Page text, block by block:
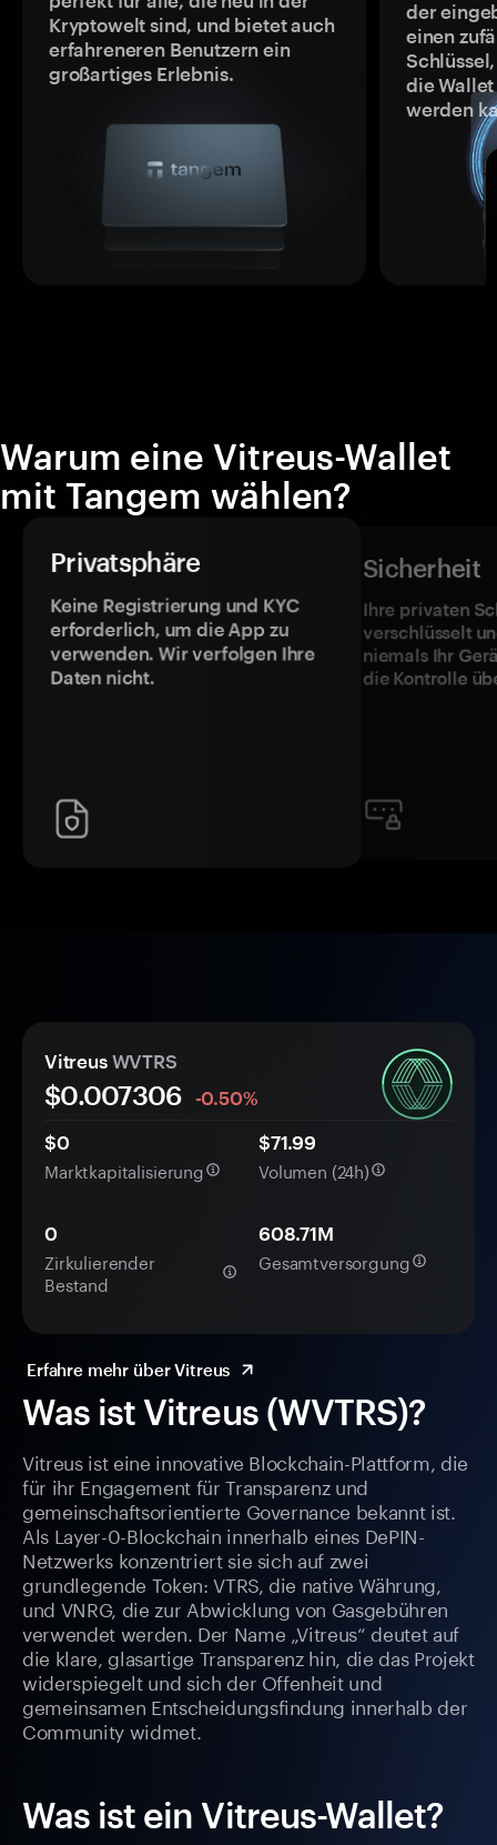
Kryptowelt sind, und bietet auch
erfahreneren Benutzern ein
großartiges Erlebnis.
der
einen
die
werden
Warum eine Vitreus-Wallet
mit Tangem wählen?
Privatsphäre
Keine Registrierung und KYC
erforderlich, um die App zu
verwenden. Wir verfolgen Ihre
Daten nicht.
Sicherheit
Ihre privaten
verschlüsselt
niemals Ihr
die Kontrolle
Was ist Vitreus (WVTRS)?
Vitreus ist eine innovative Blockchain-Plattform, die
für ihr Engagement für Transparenz und
gemeinschaftsorientierte Governance bekannt ist.
Als Layer-0-Blockchain innerhalb eines DePIN-
Netzwerks konzentriert sie sich auf zwei
grundlegende Token: VTRS, die native Währung,
und VNRG, die zur Abwicklung von Gasgebühren
verwendet werden. Der Name „Vitreus“ deutet auf
die klare, glasartige Transparenz hin, die das Projekt
widerspiegelt und sich der Offenheit und
gemeinsamen Entscheidungsfindung innerhalb der
Community widmet.
Was ist ein Vitreus-Wallet?
Vitreus WVTRS
$0.007306
-0.50%
$0
Marktkapitalisierung
$71.99
Volumen (24h)
0
Zirkulierender
Bestand
608.71M
Gesamtversorgung
Erfahre mehr über Vitreus